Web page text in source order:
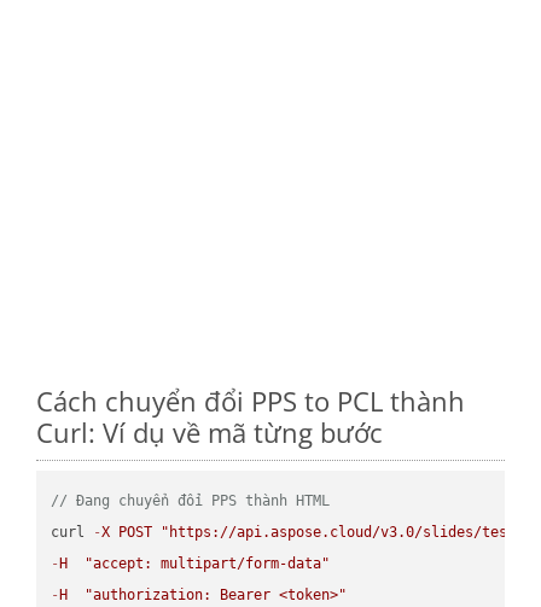
Cách chuyển đổi PPS to PCL thành
Curl: Ví dụ về mã từng bước
// Đang chuyển đổi PPS thành HTML
curl
-X POST
"https://api.aspose.cloud/v3.0/slides/test-
- H
"accept: multipart/form-data"
- H
"authorization: Bearer <token>"